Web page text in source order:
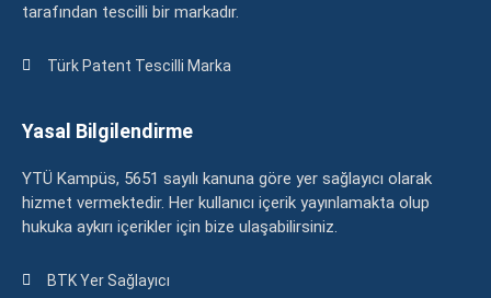
tarafından tescilli bir markadır.
Türk Patent Tescilli Marka
Yasal Bilgilendirme
YTÜ Kampüs, 5651 sayılı kanuna göre yer sağlayıcı olarak
hizmet vermektedir. Her kullanıcı içerik yayınlamakta olup
hukuka aykırı içerikler için bize ulaşabilirsiniz.
BTK Yer Sağlayıcı